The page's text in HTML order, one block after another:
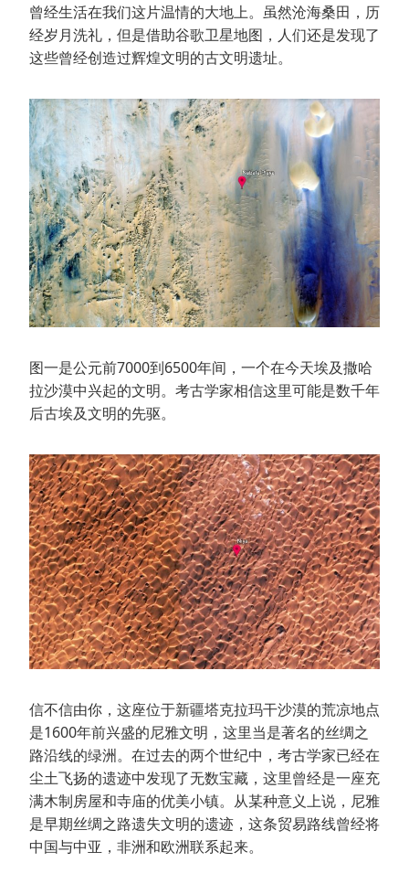
曾经生活在我们这片温情的大地上。虽然沧海桑田，历
经岁月洗礼，但是借助谷歌卫星地图，人们还是发现了
这些曾经创造过辉煌文明的古文明遗址。
图一是公元前7000到6500年间，一个在今天埃及撒哈
拉沙漠中兴起的文明。考古学家相信这里可能是数千年
后古埃及文明的先驱。
信不信由你，这座位于新疆塔克拉玛干沙漠的荒凉地点
是1600年前兴盛的尼雅文明，这里当是著名的丝绸之
路沿线的绿洲。在过去的两个世纪中，考古学家已经在
尘土飞扬的遗迹中发现了无数宝藏，这里曾经是一座充
满木制房屋和寺庙的优美小镇。从某种意义上说，尼雅
是早期丝绸之路遗失文明的遗迹，这条贸易路线曾经将
中国与中亚，非洲和欧洲联系起来。